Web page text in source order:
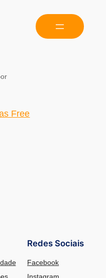
Free
Redes Sociais
Facebook